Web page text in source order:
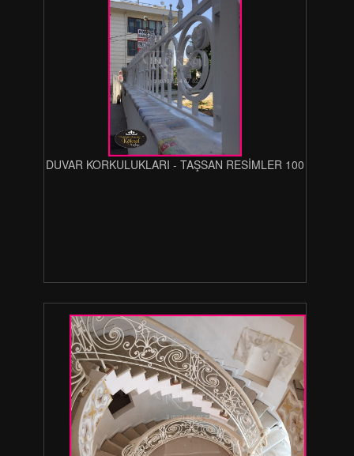
DUVAR KORKULUKLARI - TAŞSAN RESİMLER 100